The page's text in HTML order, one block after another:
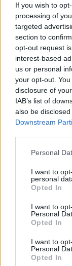
If you wish to
processing of
targeted
section to
opt-out request
interest-based
us or personal
your opt-out.
disclosure of
IAB’s list of
also be
Downstream
Personal
I want to
personal
Opted In
I want to
Personal
Opted In
I want to
Personal
Opted In